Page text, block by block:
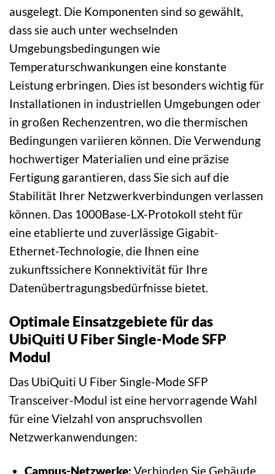
ausgelegt. Die Komponenten sind so gewählt,
dass sie auch unter wechselnden
Umgebungsbedingungen wie
Temperaturschwankungen eine konstante
Leistung erbringen. Dies ist besonders wichtig für
Installationen in industriellen Umgebungen oder
in großen Rechenzentren, wo die thermischen
Bedingungen variieren können. Die Verwendung
hochwertiger Materialien und eine präzise
Fertigung garantieren, dass Sie sich auf die
Stabilität Ihrer Netzwerkverbindungen verlassen
können. Das 1000Base-LX-Protokoll steht für
eine etablierte und zuverlässige Gigabit-
Ethernet-Technologie, die Ihnen eine
zukunftssichere Konnektivität für Ihre
Datenübertragungsbedürfnisse bietet.
Optimale Einsatzgebiete für das
UbiQuiti U Fiber Single-Mode SFP
Modul
Das UbiQuiti U Fiber Single-Mode SFP
Transceiver-Modul ist eine hervorragende Wahl
für eine Vielzahl von anspruchsvollen
Netzwerkanwendungen:
Campus-Netzwerke:Verbinden Sie Gebäude